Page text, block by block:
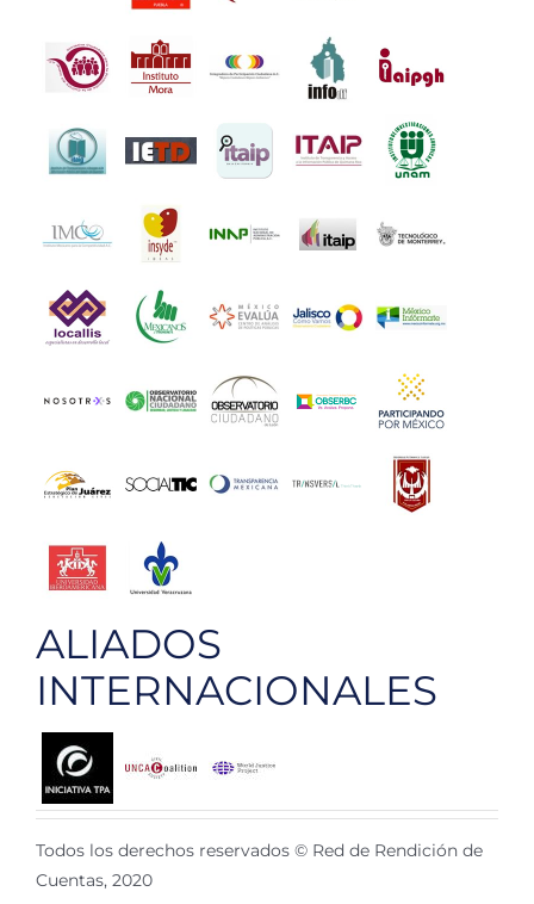
ALIADOS
INTERNACIONALES
Todos los derechos reservados © Red de Rendición de
Cuentas, 2020